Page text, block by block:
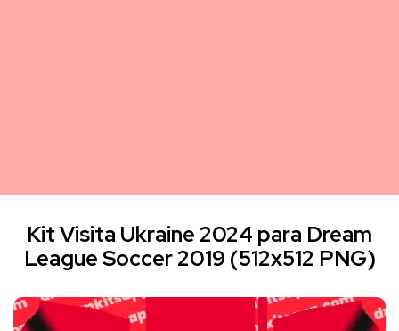
Kit Visita Ukraine 2024 para Dream
League Soccer 2019 (512x512 PNG)